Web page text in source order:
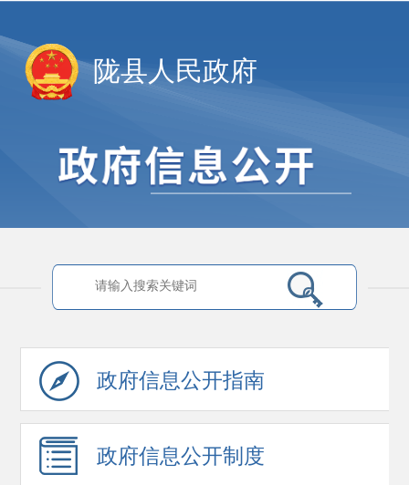
陇县人民政府
政府信息公开指南
政府信息公开制度